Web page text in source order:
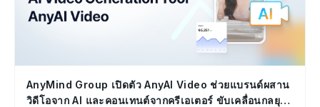
AnyMind Group เปิดตัว AnyAI Video ช่วยแบรนด์ผสาน
วิดีโอจาก AI และคอนเทนต์จากครีเอเตอร์ ขับเคลื่อนกลยุทธ์